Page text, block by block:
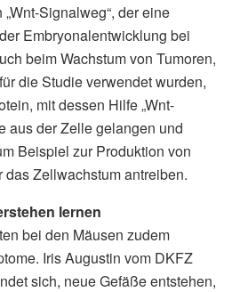
Signalweg“, der eine
Embryonalentwicklung bei
beim Wachstum von Tumoren,
die Studie verwendet wurden,
mit dessen Hilfe „Wnt-
aus der Zelle gelangen und
Beispiel zur Produktion von
Zellwachstum antreiben.
lernen
bei den Mäusen zudem
Iris Augustin vom DKFZ
sich, neue Gefäße entstehen,